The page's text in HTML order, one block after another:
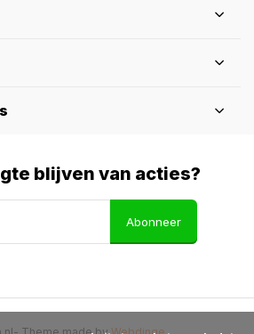
blijven van acties?
Abonneer